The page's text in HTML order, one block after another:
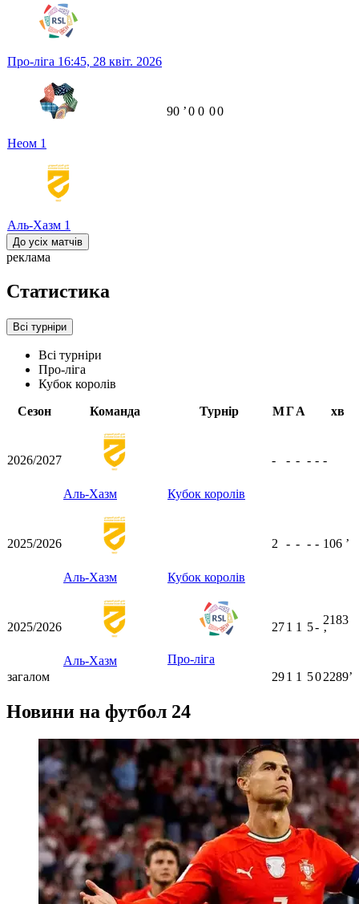
Про-ліга 16:45, 28 квіт. 2026
Неом 1
Аль-Хазм 1
90 ʼ0 0 00
До усіх матчів
реклама
Статистика
Всі турніри
Всі турніри
Про-ліга
Кубок королів
Сезон
Команда Турнір МГА хв
2026/2027
Аль-Хазм Кубок королів
- - - - - -
2025/2026
Аль-Хазм Кубок королів
2 - - - - 106 ʼ
2025/2026
Аль-Хазм Про-ліга
271 1 5-
2183
ʼ
загалом 291 1 502289ʼ
Новини на футбол 24